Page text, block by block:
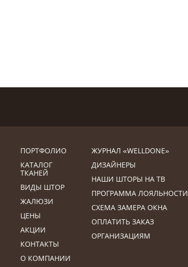
ПОРТФОЛИО
КАТАЛОГ
ТКАНЕЙ
ВИДЫ ШТОР
ЖАЛЮЗИ
ЦЕНЫ
АКЦИИ
КОНТАКТЫ
О КОМПАНИИ
ЖУРНАЛ «WELLDONE»
ДИЗАЙНЕРЫ
НАШИ ШТОРЫ НА ТВ
ПРОГРАММА ЛОЯЛЬНОСТИ
СХЕМА ЗАМЕРА ОКНА
ОПЛАТИТЬ ЗАКАЗ
ОРГАНИЗАЦИЯМ